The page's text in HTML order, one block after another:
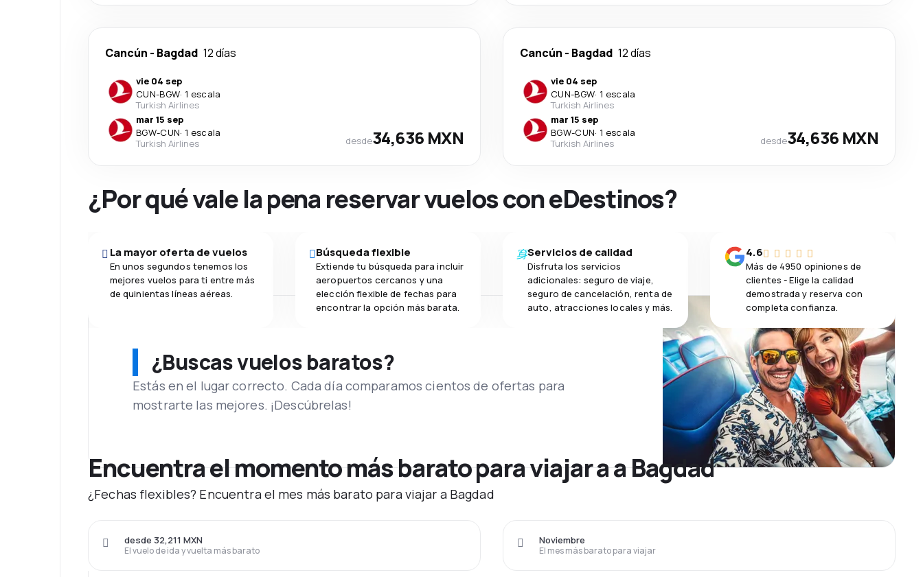
Cancún - Bagdad 12 días
vie 04 sep
CUN-BGW· 1 escala
Turkish Airlines
mar 15 sep
BGW-CUN· 1 escala
Turkish Airlines
desde34,636 MXN
Cancún - Bagdad 12 días
vie 04 sep
CUN-BGW· 1 escala
Turkish Airlines
mar 15 sep
BGW-CUN· 1 escala
Turkish Airlines
desde34,636 MXN
¿Por qué vale la pena reservar vuelos con eDestinos?
La mayor oferta de vuelos
En unos segundos tenemos los
mejores vuelos para ti entre más
de quinientas líneas aéreas.
Búsqueda flexible
Extiende tu búsqueda para incluir
aeropuertos cercanos y una
elección flexible de fechas para
encontrar la opción más barata.
Servicios de calidad
Disfruta los servicios
adicionales: seguro de viaje,
seguro de cancelación, renta de
auto, atracciones locales y más.
4.6
Más de 4950 opiniones de
clientes - Elige la calidad
demostrada y reserva con
completa confianza.
¿Buscas vuelos baratos?
Estás en el lugar correcto. Cada día comparamos cientos de ofertas para
mostrarte las mejores. ¡Descúbrelas!
Encuentra el momento más barato para viajar a a Bagdad
¿Fechas flexibles? Encuentra el mes más barato para viajar a Bagdad
El vuelo de ida y vuelta más barato
desde 32,211 MXN
El mes más barato para viajar
Noviembre